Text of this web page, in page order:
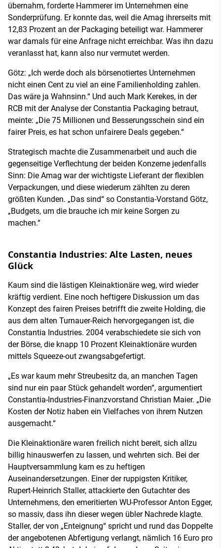
übernahm, forderte Hammerer im Unternehmen eine
Sonderprüfung. Er konnte das, weil die Amag ihrerseits mit
12,83 Prozent an der Packaging beteiligt war. Hammerer
war damals für eine Anfrage nicht erreichbar. Was ihn dazu
veranlasst hat, kann also nur vermutet werden.
Götz: „Ich werde doch als börsenotiertes Unternehmen
nicht einen Cent zu viel an eine Familienholding zahlen.
Das wäre ja Wahnsinn.“ Und auch Mark Kerekes, in der
RCB mit der Analyse der Constantia Packaging betraut,
meinte: „Die 75 Millionen und Besserungsschein sind ein
fairer Preis, es hat schon unfairere Deals gegeben.“
Strategisch machte die Zusammenarbeit und auch die
gegenseitige Verflechtung der beiden Konzerne jedenfalls
Sinn: Die Amag war der wichtigste Lieferant der flexiblen
Verpackungen, und diese wiederum zählten zu deren
größten Kunden. „Das sind“ so Constantia-Vorstand Götz,
„Budgets, um die brauche ich mir keine Sorgen zu
machen.“
Constantia Industries: Alte Lasten, neues
Glück
Kaum sind die lästigen Kleinaktionäre weg, wird wieder
kräftig verdient. Eine noch heftigere Diskussion um das
Konzept des fairen Preises betrifft die zweite Holding, die
aus dem alten Turnauer-Reich hervorgegangen ist, die
Constantia Industries. 2004 verabschiedete sie sich von
der Börse, die knapp 10 Prozent Kleinaktionäre wurden
mittels Squeeze-out zwangsabgefertigt.
„Es war kaum mehr Streubesitz da, an manchen Tagen
sind nur ein paar Stück gehandelt worden“, argumentiert
Constantia-Industries-Finanzvorstand Christian Maier. „Die
Kosten der Notiz haben ein Vielfaches von ihrem Nutzen
ausgemacht.“
Die Kleinaktionäre waren freilich nicht bereit, sich allzu
billig hinauswerfen zu lassen, und wehrten sich. Bei der
Hauptversammlung kam es zu heftigen
Auseinandersetzungen. Einer der ruppigsten Kritiker,
Rupert-Heinrich Staller, attackierte den Gutachter des
Unternehmens, den emeritierten WU-Professor Anton Egger,
so massiv, dass ihn dieser wegen übler Nachrede klagte.
Staller, der von „Enteignung“ spricht und rund das Doppelte
der angebotenen Abfertigung verlangt, nämlich 16 Euro pro